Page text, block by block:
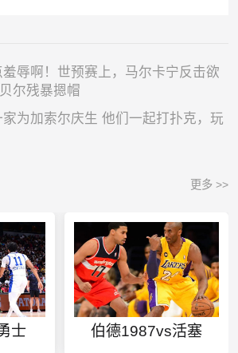
羞辱啊！世预赛上，马尔卡宁反击欲
尔残暴摁帽
家为加索尔庆生 他们一起打扑克，玩
更多 >>
士 伯德1987vs活塞